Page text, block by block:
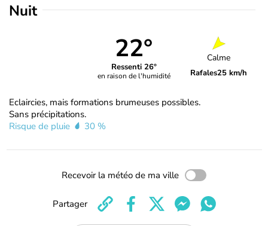
Nuit
22°
Ressenti 26°
en raison de l'humidité
Calme
Rafales25 km/h
Eclaircies, mais formations brumeuses possibles.
Sans précipitations.
Risque de pluie
30 %
Recevoir la météo de ma ville
Partager